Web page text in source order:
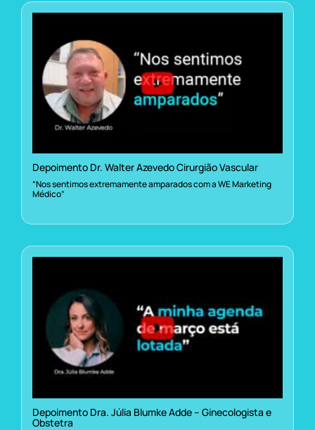
Depoimento Dr. Walter Azevedo Cirurgião Vascular
“Nos sentimos extremamente amparados com a WE Marketing
Médico”
Depoimento Dra. Júlia Blumke Adde – Ginecologista e
Obstetra